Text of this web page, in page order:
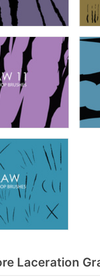
Laceration